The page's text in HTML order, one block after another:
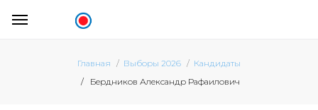
Главная Выборы 2026
Кандидаты
Бердников Александр Рафаилович